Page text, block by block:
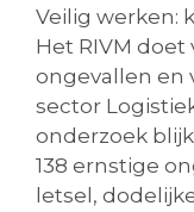
Veilig werken:
Het RIVM
ongevallen en
sector
onderzoek
138 ernstige
letsel,